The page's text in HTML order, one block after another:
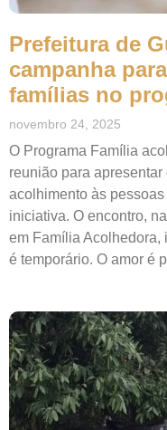
Prefeitura de
campanha
famílias no
novembro 24, 2025
O Programa Família
reunião para
acolhimento às
iniciativa. O encontro,
em Família Acolhedora,
é temporário. O amor é